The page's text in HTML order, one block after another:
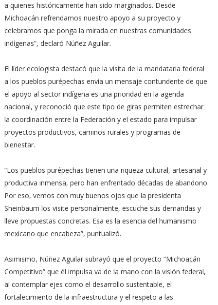
a quienes históricamente han sido marginados. Desde
Michoacán refrendamos nuestro apoyo a su proyecto y
celebramos que ponga la mirada en nuestras comunidades
indígenas”, declaró Núñez Aguilar.
El líder ecologista destacó que la visita de la mandataria federal
a los pueblos purépechas envía un mensaje contundente de que
el apoyo al sector indígena es una prioridad en la agenda
nacional, y reconoció que este tipo de giras permiten estrechar
la coordinación entre la Federación y el estado para impulsar
proyectos productivos, caminos rurales y programas de
bienestar.
“Los pueblos purépechas tienen una riqueza cultural, artesanal y
productiva inmensa, pero han enfrentado décadas de abandono.
Por eso, vemos con muy buenos ojos que la presidenta
Sheinbaum los visite personalmente, escuche sus demandas y
lleve propuestas concretas. Esa es la esencia del humanismo
mexicano que encabeza”, puntualizó.
Asimismo, Núñez Aguilar subrayó que el proyecto “Michoacán
Competitivo” que él impulsa va de la mano con la visión federal,
al contemplar ejes como el desarrollo sustentable, el
fortalecimiento de la infraestructura y el respeto a las